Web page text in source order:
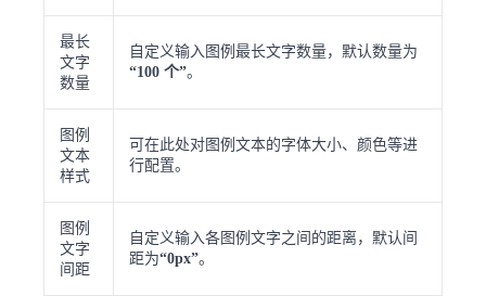
最长
文字
数量
自定义输入图例最长文字数量，默认数量为
“100 个”。
图例
文本
样式
可在此处对图例文本的字体大小、颜色等进
行配置。
图例
文字
间距
自定义输入各图例文字之间的距离，默认间
距为“0px”。